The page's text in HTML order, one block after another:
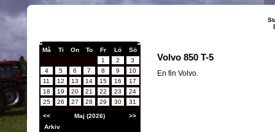
Må Ti On To Fr Lö
Sö
1
2
3
4
5 6 7 8 9
10
11
12 13 14 15 16
17
18
19 20 21 22 23
24
25
26 27 28 29 30 31
<< Maj (2026)
>>
Arkiv
Volvo 850 T-5
En fin Volvo.